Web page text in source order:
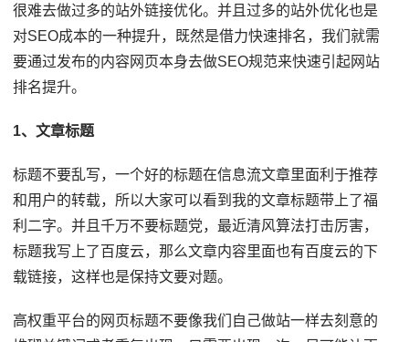
很难去做过多的站外链接优化。并且过多的站外优化也是
对SEO成本的一种提升，既然是借力快速排名，我们就需
要通过发布的内容网页本身去做SEO规范来快速引起网站
排名提升。
1、文章标题
标题不要乱写，一个好的标题在信息流文章里面利于推荐
和用户的转载，所以大家可以看到我的文章标题带上了福
利二字。并且千万不要标题党，最近清风算法打击厉害，
标题我写上了百度云，那么文章内容里面也有百度云的下
载链接，这样也是保持文要对题。
高权重平台的网页标题不要像我们自己做站一样去刻意的